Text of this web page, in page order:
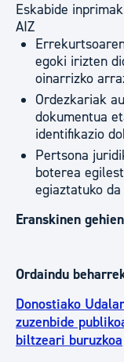
Eskabide
AIZ
egoki irizten
oinarrizko
Ordezkariak
dokumentua
identifikazio
Pertsona
boterea
egiaztatuko
Eranskinen
Ordaindu
Donostiako
zuzenbide
biltzeari buruzkoa